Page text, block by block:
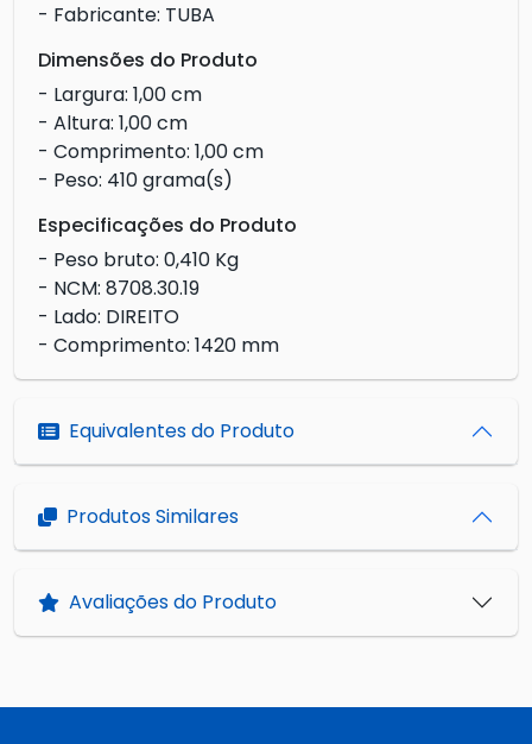
- Fabricante: TUBA
Dimensões do Produto
- Largura: 1,00 cm
- Altura: 1,00 cm
- Comprimento: 1,00 cm
- Peso: 410 grama(s)
Especificações do Produto
- Peso bruto: 0,410 Kg
- NCM: 8708.30.19
- Lado: DIREITO
- Comprimento: 1420 mm
Equivalentes do Produto
Produtos Similares
Avaliações do Produto